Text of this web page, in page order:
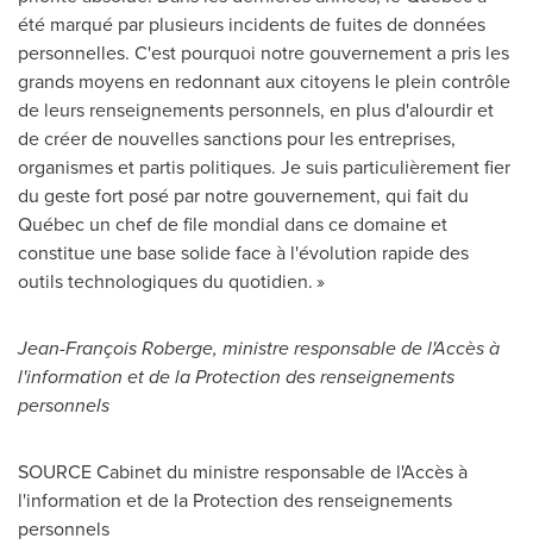
été marqué par plusieurs incidents de fuites de données
personnelles. C'est pourquoi notre gouvernement a pris les
grands moyens en redonnant aux citoyens le plein contrôle
de leurs renseignements personnels, en plus d'alourdir et
de créer de nouvelles sanctions pour les entreprises,
organismes et partis politiques. Je suis particulièrement fier
du geste fort posé par notre gouvernement, qui fait du
Québec un chef de file mondial dans ce domaine et
constitue une base solide face à l'évolution rapide des
outils technologiques du quotidien. »
Jean-François Roberge, ministre responsable de l'Accès à
l'information et de la Protection des renseignements
personnels
SOURCE Cabinet du ministre responsable de l'Accès à
l'information et de la Protection des renseignements
personnels